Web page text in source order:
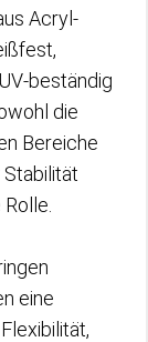
Acryl-
beständig
die
Bereiche
Stabilität
eine